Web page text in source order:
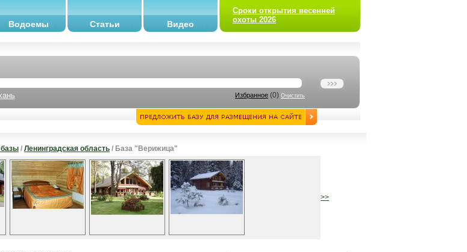
Водоемы Статьи Видео
Сроки открытия весенней
охоты 2026
Избранное (0) Очистить
/ Ленинградская область / База "Верижица"
>>